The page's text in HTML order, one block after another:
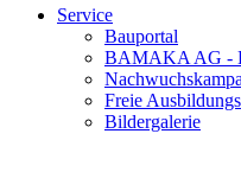
Service
Bauportal
BAMAKA AG -
Freie
Bildergalerie